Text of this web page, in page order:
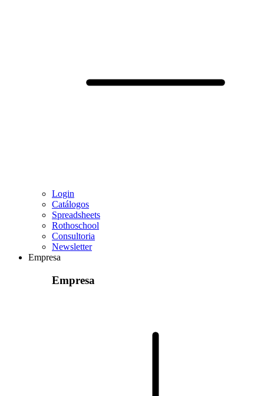
Login
Catálogos
Spreadsheets
Rothoschool
Consultoria
Newsletter
Empresa
Empresa